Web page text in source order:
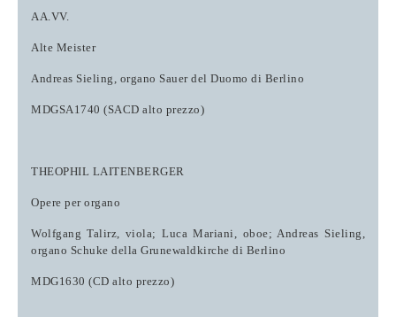
AA.VV.
Alte Meister
Andreas Sieling, organo Sauer del Duomo di Berlino
MDGSA1740 (SACD alto prezzo)
THEOPHIL LAITENBERGER
Opere per organo
Wolfgang Talirz, viola; Luca Mariani, oboe; Andreas Sieling,
organo Schuke della Grunewaldkirche di Berlino
MDG1630 (CD alto prezzo)